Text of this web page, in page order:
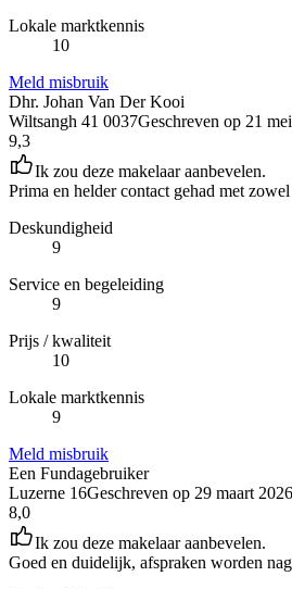
Lokale marktkennis
10
Meld misbruik
Dhr. Johan Van Der Kooi
Wiltsangh 41 0037Geschreven op 21
9,3
Ik zou deze makelaar aanbevelen.
Prima en helder contact gehad met
Deskundigheid
9
Service en begeleiding
9
Prijs / kwaliteit
10
Lokale marktkennis
9
Meld misbruik
Een Fundagebruiker
Luzerne 16Geschreven op 29 maart 2026
8,0
Ik zou deze makelaar aanbevelen.
Goed en duidelijk, afspraken worden